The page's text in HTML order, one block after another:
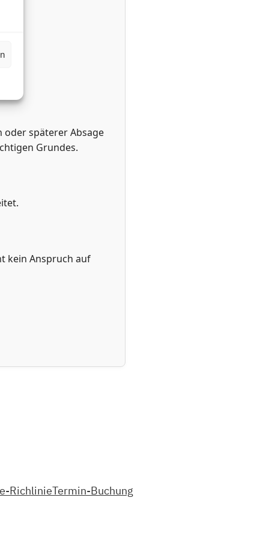
oder späterer Absage
Grundes.
kein Anspruch auf
RichlinieTermin-Buchung